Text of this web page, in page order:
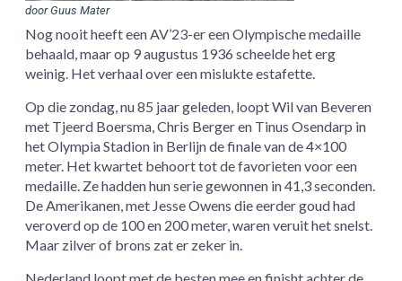
door Guus Mater
Nog nooit heeft een AV’23-er een Olympische medaille
behaald, maar op 9 augustus 1936 scheelde het erg
weinig. Het verhaal over een mislukte estafette.
Op die zondag, nu 85 jaar geleden, loopt Wil van Beveren
met Tjeerd Boersma, Chris Berger en Tinus Osendarp in
het Olympia Stadion in Berlijn de finale van de 4×100
meter. Het kwartet behoort tot de favorieten voor een
medaille. Ze hadden hun serie gewonnen in 41,3 seconden.
De Amerikanen, met Jesse Owens die eerder goud had
veroverd op de 100 en 200 meter, waren veruit het snelst.
Maar zilver of brons zat er zeker in.